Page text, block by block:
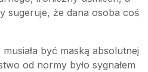
sugeruje, że dana osoba coś
być maską absolutnej
od normy było sygnałem